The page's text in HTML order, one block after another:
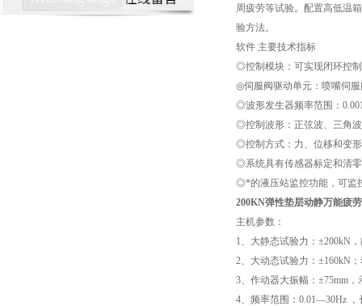
周疲劳等试验。配置高低温
验方法。
软件 主要技术指标
◎控制模块：可实现闭环控
◎伺服阀驱动单元：喷嘴伺
◎波形发生器频率范围：
◎控制波形：正弦波、三角
◎控制方式：力、位移和变
◎系统具有传感器标定和清
◎*的液压站监控功能，可监
200KN弹性垫层动静万能疲
主机参数：
1、大静态试验力：±200kN
2、大动态试验力：±160kN
3、作动器大振幅：±75mm，
4、频率范围：0.01—30Hz ，